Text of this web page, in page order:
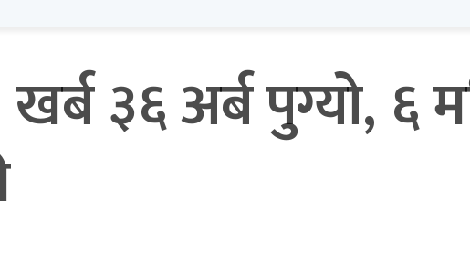
३६ अर्ब पुग्यो, ६